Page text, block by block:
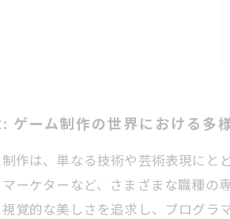
ゲーム制作の世界における多
作は、単なる技術や芸術表現にと
ーケターなど、さまざまな職種の
覚的な美しさを追求し、プログラ